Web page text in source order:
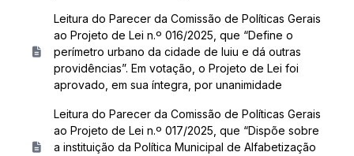
Leitura do Parecer da Comissão de Políticas Gerais
ao Projeto de Lei n.º 016/2025, que “Define o
perímetro urbano da cidade de Iuiu e dá outras
providências”. Em votação, o Projeto de Lei foi
aprovado, em sua íntegra, por unanimidade
Leitura do Parecer da Comissão de Políticas Gerais
ao Projeto de Lei n.º 017/2025, que “Dispõe sobre
a instituição da Política Municipal de Alfabetização